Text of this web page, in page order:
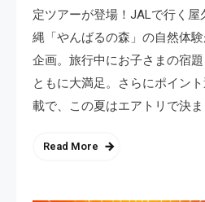
定ツアーが登場！JALで行く
縄「やんばるの森」の自然体
企画。旅行中にお子さまの宿
ともに大満足。さらにポイン
載で、この夏はエアトリで決ま
Read More